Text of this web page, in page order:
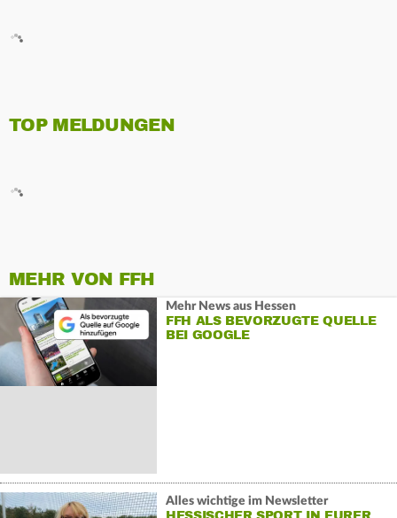
TOP MELDUNGEN
MEHR VON FFH
Mehr News aus Hessen
FFH ALS BEVORZUGTE QUELLE
BEI GOOGLE
Alles wichtige im Newsletter